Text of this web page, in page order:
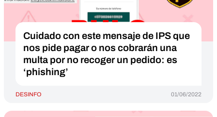
Cuidado con este mensaje de IPS que
nos pide pagar o nos cobrarán una
multa por no recoger un pedido: es
‘phishing’
DESINFO 01/06/2022